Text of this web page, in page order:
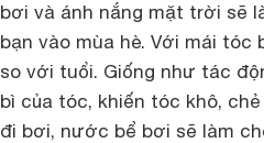
bơi và ánh nắng mặt trời sẽ
bạn vào mùa hè. Với mái tóc
so với tuổi. Giống như tác
bì của tóc, khiến tóc khô,
đi bơi, nước bể bơi sẽ làm